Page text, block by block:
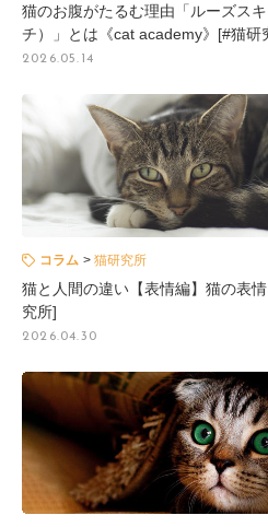
猫のお腹がたるむ理由「ルーズス
チ）」とは《cat academy》[#猫研
2026.05.14
コラム 猫研究所
猫と人間の違い【表情編】猫の表
究所]
2026.04.30